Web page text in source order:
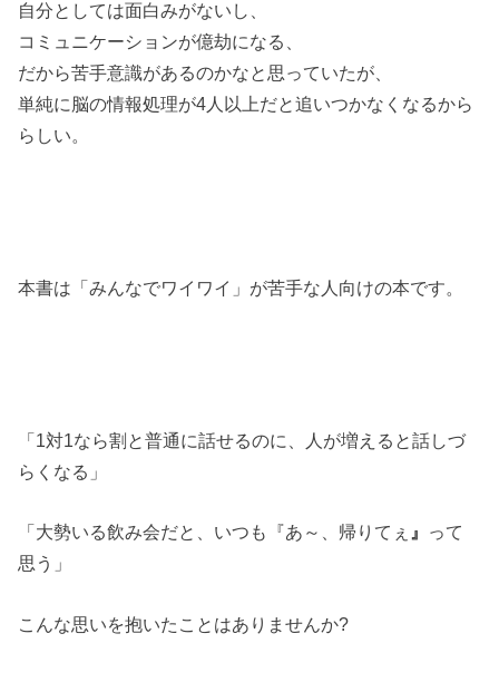
自分としては面白みがないし、
コミュニケーションが億劫になる、
だから苦手意識があるのかなと思っていたが、
単純に脳の情報処理が4人以上だと追いつかなくなるから
らしい。
本書は「みんなでワイワイ」が苦手な人向けの本です。
「1対1なら割と普通に話せるのに、人が増えると話しづ
らくなる」
「大勢いる飲み会だと、いつも『あ～、帰りてぇ 』 って
思う」
こんな思いを抱いたことはありませんか?